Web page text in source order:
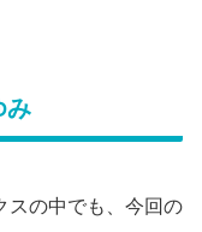
み
スの中でも、今回の